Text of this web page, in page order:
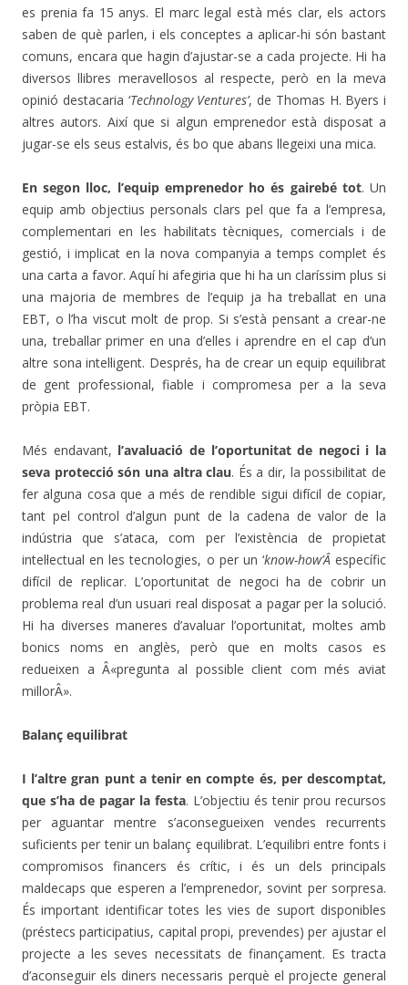
es prenia fa 15 anys. El marc legal està més clar, els actors
saben de què parlen, i els conceptes a aplicar-hi són bastant
comuns, encara que hagin d’ajustar-se a cada projecte. Hi ha
diversos llibres meravellosos al respecte, però en la meva
opinió destacaria ‘Technology Ventures’, de Thomas H. Byers i
altres autors. Així que si algun emprenedor està disposat a
jugar-se els seus estalvis, és bo que abans llegeixi una mica.
En segon lloc, l’equip emprenedor ho és gairebé tot. Un
equip amb objectius personals clars pel que fa a l’empresa,
complementari en les habilitats tècniques, comercials i de
gestió, i implicat en la nova companyia a temps complet és
una carta a favor. Aquí hi afegiria que hi ha un claríssim plus si
una majoria de membres de l’equip ja ha treballat en una
EBT, o l’ha viscut molt de prop. Si s’està pensant a crear-ne
una, treballar primer en una d’elles i aprendre en el cap d’un
altre sona intel·ligent. Després, ha de crear un equip equilibrat
de gent professional, fiable i compromesa per a la seva
pròpia EBT.
Més endavant, l’avaluació de l’oportunitat de negoci i la
seva protecció són una altra clau. És a dir, la possibilitat de
fer alguna cosa que a més de rendible sigui difícil de copiar,
tant pel control d’algun punt de la cadena de valor de la
indústria que s’ataca, com per l’existència de propietat
intel·lectual en les tecnologies, o per un ‘know-how’Â específic
difícil de replicar. L’oportunitat de negoci ha de cobrir un
problema real d’un usuari real disposat a pagar per la solució.
Hi ha diverses maneres d’avaluar l’oportunitat, moltes amb
bonics noms en anglès, però que en molts casos es
redueixen a Â«pregunta al possible client com més aviat
millorÂ».
Balanç equilibrat
I l’altre gran punt a tenir en compte és, per descomptat,
que s’ha de pagar la festa. L’objectiu és tenir prou recursos
per aguantar mentre s’aconsegueixen vendes recurrents
suficients per tenir un balanç equilibrat. L’equilibri entre fonts i
compromisos financers és crític, i és un dels principals
maldecaps que esperen a l’emprenedor, sovint per sorpresa.
És important identificar totes les vies de suport disponibles
(préstecs participatius, capital propi, prevendes) per ajustar el
projecte a les seves necessitats de finançament. Es tracta
d’aconseguir els diners necessaris perquè el projecte general